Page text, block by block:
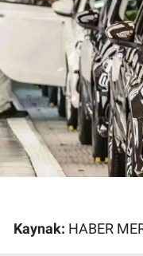
Kaynak: HABER
Eğlence
Ekonomi
Forum
Gerçeğin İzinde
Gün Başlıyor